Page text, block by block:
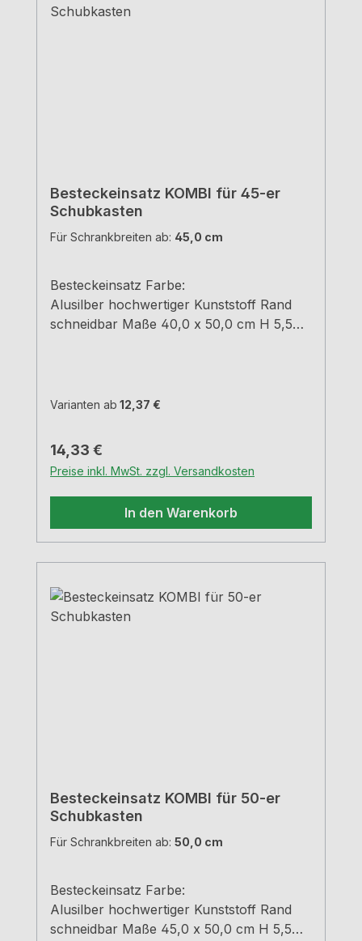
Besteckeinsatz KOMBI für 45-er
Schubkasten
Für Schrankbreiten ab: 45,0 cm
Besteckeinsatz Farbe:
Alusilber hochwertiger Kunststoff Rand
schneidbar Maße 40,0 x 50,0 cm H 5,5
Varianten ab 12,37 €
Regulärer Preis:
14,33 €
Preise inkl. MwSt. zzgl. Versandkosten
In den Warenkorb
Besteckeinsatz KOMBI für 50-er
Schubkasten
Für Schrankbreiten ab: 50,0 cm
Besteckeinsatz Farbe:
Alusilber hochwertiger Kunststoff Rand
schneidbar Maße 45,0 x 50,0 cm H 5,5